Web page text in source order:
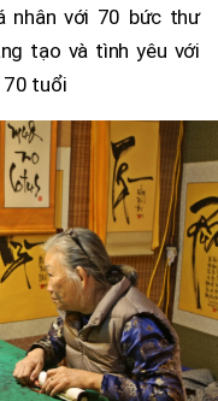
nhân với 70 bức thư
tạo và tình yêu với
70 tuổi